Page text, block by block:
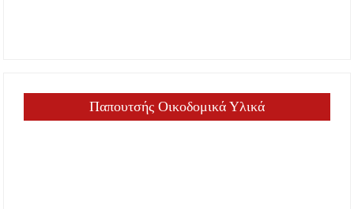
Παπουτσής Οικοδομικά Υλικά